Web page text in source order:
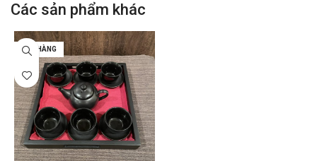
Các sản phẩm khác
HẾT HÀNG